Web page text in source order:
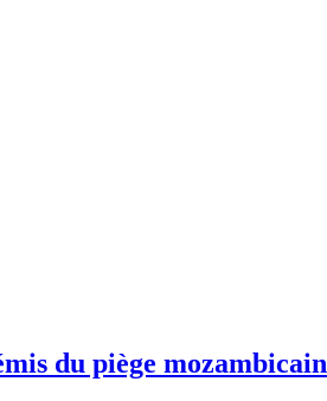
du piège mozambicain